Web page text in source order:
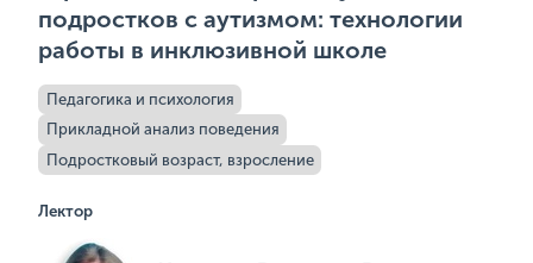
подростков с аутизмом: технологии
работы в инклюзивной школе
Педагогика и психология
Прикладной анализ поведения
Подростковый возраст, взросление
Лектор